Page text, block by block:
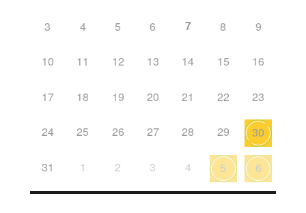
3 4 5 6 7 8 9
10 11 12 13 14 15 16
17 18 19 20 21 22 23
24 25 26 27 28 29 30
31 1 2 3 4 5 6